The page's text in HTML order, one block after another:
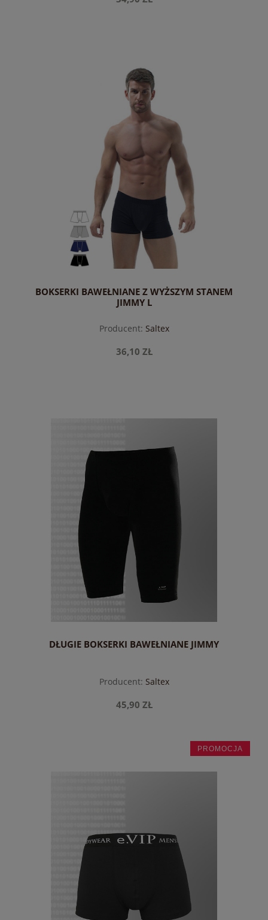
do koszyka
BOKSERKI BAWEŁNIANE Z WYŻSZYM STANEM
JIMMY L
Producent: Saltex
36,10 ZŁ
DŁUGIE BOKSERKI BAWEŁNIANE JIMMY
Producent: Saltex
45,90 ZŁ
PROMOCJA